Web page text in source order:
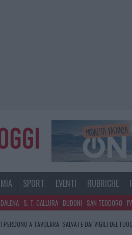
SPORT EVENTI RUBRICHE
S. T. GALLURA BUDONI SAN TEODORO
A TAVOLARA: SALVATE DAI VIGILI DEL